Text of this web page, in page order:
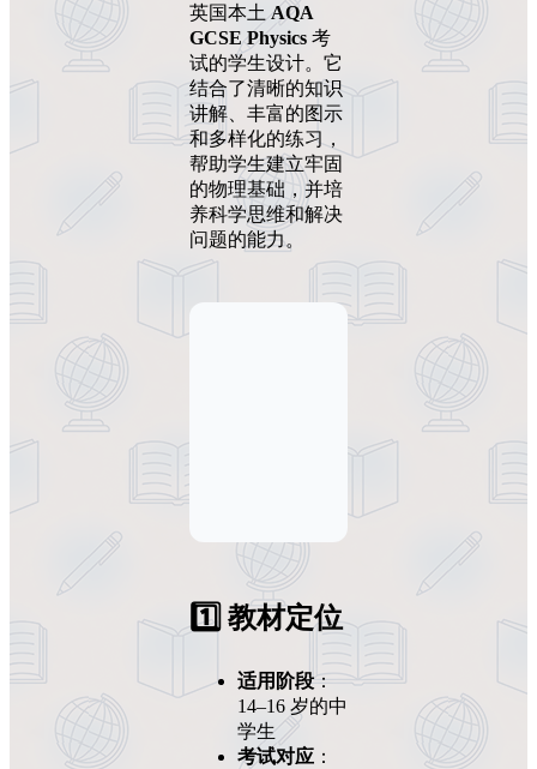
英国本土 AQA
GCSE Physics 考
试的学生设计。它
结合了清晰的知识
讲解、丰富的图示
和多样化的练习，
帮助学生建立牢固
的物理基础，并培
养科学思维和解决
问题的能力。
1️⃣ 教材定位
适用阶段：
14–16 岁的中
学生
考试对应 ：